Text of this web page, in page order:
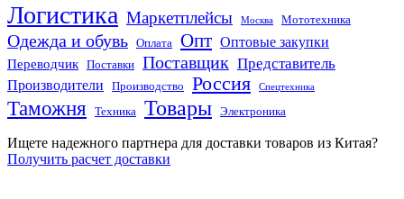
Логистика Маркетплейсы Москва Мототехника
Одежда и обувь Оплата Опт Оптовые закупки
Переводчик Поставки Поставщик Представитель
Производители Производство Россия Спецтехника
Таможня Техника Товары Электроника
Ищете надежного партнера для доставки товаров из Китая?
Получить расчет доставки